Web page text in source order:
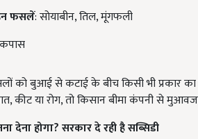
फसलें: सोयाबीन, तिल, मूंगफली
को बुआई से कटाई के बीच किसी भी प्रकार का
कीट या रोग, तो किसान बीमा कंपनी से
देना होगा?सरकार दे रही है सब्सिडी